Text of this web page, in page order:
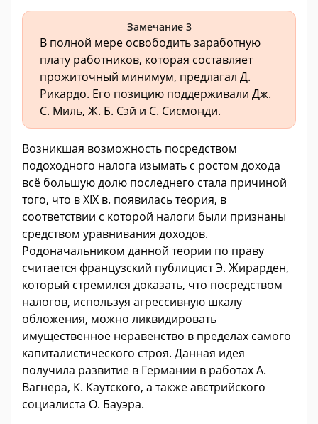
Замечание 3
В полной мере освободить заработную
плату работников, которая составляет
прожиточный минимум, предлагал Д.
Рикардо. Его позицию поддерживали Дж.
С. Миль, Ж. Б. Сэй и С. Сисмонди.
Возникшая возможность посредством
подоходного налога изымать с ростом дохода
всё большую долю последнего стала причиной
того, что в XIX в. появилась теория, в
соответствии с которой налоги были признаны
средством уравнивания доходов.
Родоначальником данной теории по праву
считается французский публицист Э. Жирарден,
который стремился доказать, что посредством
налогов, используя агрессивную шкалу
обложения, можно ликвидировать
имущественное неравенство в пределах самого
капиталистического строя. Данная идея
получила развитие в Германии в работах А.
Вагнера, К. Каутского, а также австрийского
социалиста О. Бауэра.